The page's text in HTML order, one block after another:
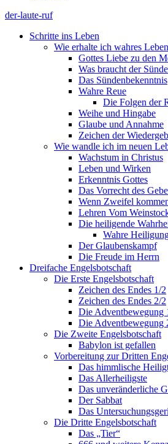
der-laute-ruf
Schritte ins Leben
Wie erhalte ich wahres
Gottes Liebe zu den
Was braucht der
Das Sündenbekenntnis
Wahre Reue
Die Folgen der
Weihe und Hingabe
Glaube und Annahme
Zeichen der
Wie wandle ich im neuen
Wachstum in Christus
Leben und Wirken
Erkenntnis Gottes
Das Vorrecht des
Wenn Zweifel
Lehren Vom
Die heiligende
Wahre
Der Glaubenskampf
Die Freude im Herrn
Dreifache Engelsbotschaft
Die Erste Engelsbotschaft
Zeichen des Endes 1/2
Zeichen des Endes 2/2
Die Adventbewegung
Die Adventbewegung
Die Zweite Engelsbotschaft
Babylon ist gefallen
Vorbereitung zur Dritten
Das himmlische
Das Allerheiligste
Das unveränderliche
Der Sabbat
Das
Die Dritte Engelsbotschaft
Das „Tier“